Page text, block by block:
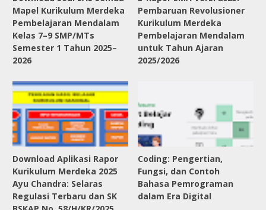
Mapel Kurikulum Merdeka
Pembelajaran Mendalam
Kelas 7–9 SMP/MTs
Semester 1 Tahun 2025–
2026
Pembaruan Revolusioner
Kurikulum Merdeka
Pembelajaran Mendalam
untuk Tahun Ajaran
2025/2026
Download Aplikasi Rapor
Kurikulum Merdeka 2025
Ayu Chandra: Selaras
Regulasi Terbaru dan SK
Coding: Pengertian,
Fungsi, dan Contoh
Bahasa Pemrograman
dalam Era Digital